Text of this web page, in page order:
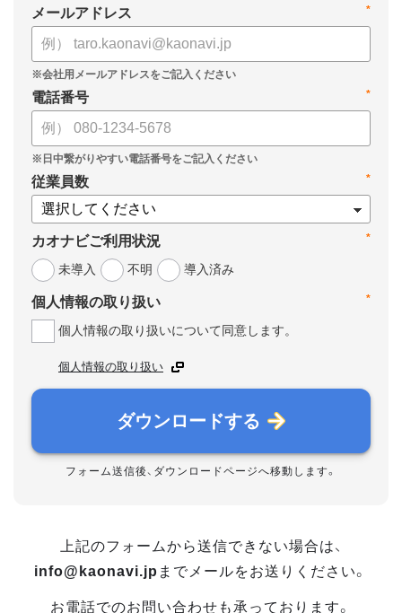
*
メールアドレス
*
電話番号
*
従業員数
*
カオナビご利用状況
未導入
不明 導入済み
*
個人情報の取り扱い
個人情報の取り扱いについて同意します。
個人情報の取り扱い
ダウンロードする
フォーム送信後、ダウンロードページへ移動します。
上記のフォームから送信できない場合は、
info@kaonavi.jp までメールをお送りください。
お電話でのお問い合わせも承っております。